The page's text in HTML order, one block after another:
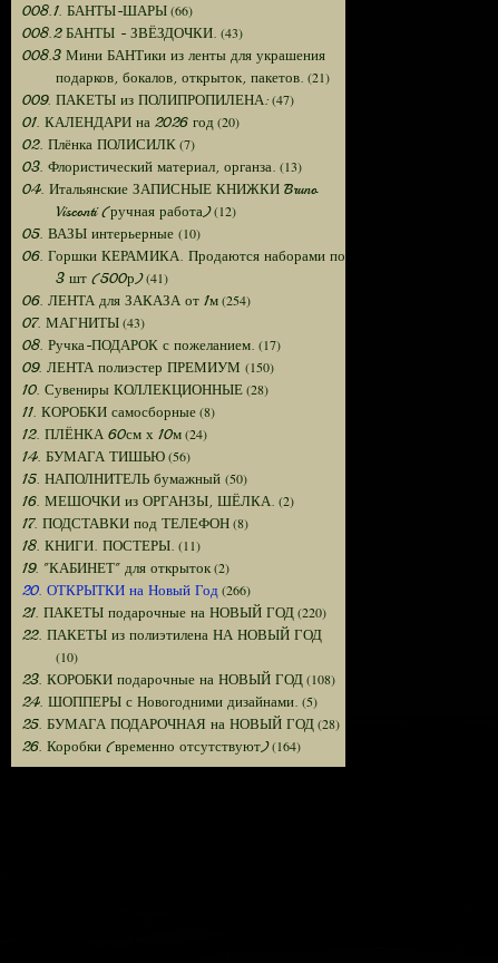
008.1. БАНТЫ-ШАРЫ(66)
008.2 БАНТЫ - ЗВЁЗДОЧКИ. (43)
008.3 Мини БАНТики из ленты для украшения
подарков, бокалов, открыток, пакетов. (21)
009. ПАКЕТЫ из ПОЛИПРОПИЛЕНА:(47)
01. КАЛЕНДАРИ на 2026 год (20)
02. Плёнка ПОЛИСИЛК(7)
03. Флористический материал, органза. (13)
04. Итальянские ЗАПИСНЫЕ КНИЖКИ Bruno
Visconti (ручная работа)(12)
05. ВАЗЫ интерьерные (10)
06. Горшки КЕРАМИКА. Продаются наборами по
3 шт (500р)(41)
06. ЛЕНТА для ЗАКАЗА от 1м(254)
07. МАГНИТЫ(43)
08. Ручка-ПОДАРОК с пожеланием. (17)
09. ЛЕНТА полиэстер ПРЕМИУМ (150)
10. Сувениры КОЛЛЕКЦИОННЫЕ(28)
11. КОРОБКИ самосборные(8)
12. ПЛЁНКА 60см х 10м(24)
14. БУМАГА ТИШЬЮ(56)
15. НАПОЛНИТЕЛЬ бумажный (50)
16. МЕШОЧКИ из ОРГАНЗЫ, ШЁЛКА. (2)
17. ПОДСТАВКИ под ТЕЛЕФОН(8)
18. КНИГИ. ПОСТЕРЫ. (11)
19. "КАБИНЕТ" для открыток(2)
20. ОТКРЫТКИ на Новый Год (266)
21. ПАКЕТЫ подарочные на НОВЫЙ ГОД(220)
22. ПАКЕТЫ из полиэтилена НА НОВЫЙ ГОД
(10)
23. КОРОБКИ подарочные на НОВЫЙ ГОД(108)
24. ШОППЕРЫ с Новогодними дизайнами. (5)
25. БУМАГА ПОДАРОЧНАЯ на НОВЫЙ ГОД(28)
26. Коробки (временно отсутствуют)(164)